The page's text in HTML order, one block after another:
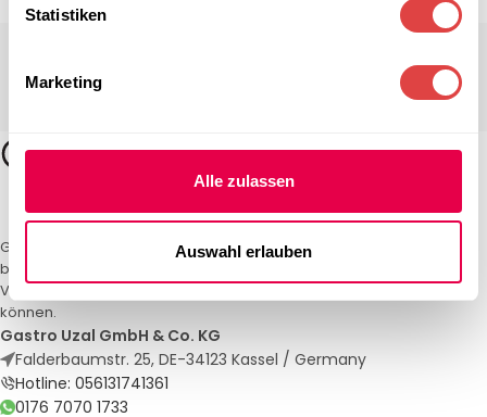
Statistiken
Marketing
Alle zulassen
Auswahl erlauben
Gastro Uzal – Ihr Spezialist für Gastronomiemöbel und -textilien. Wir
bieten maßgeschneiderte Lösungen für Restaurants, Hotels und
Veranstaltungen. Qualität und Service, auf die Sie sich verlassen
können.
Gastro Uzal GmbH & Co. KG
Falderbaumstr. 25, DE-34123 Kassel / Germany
Hotline: 056131741361
0176 7070 1733